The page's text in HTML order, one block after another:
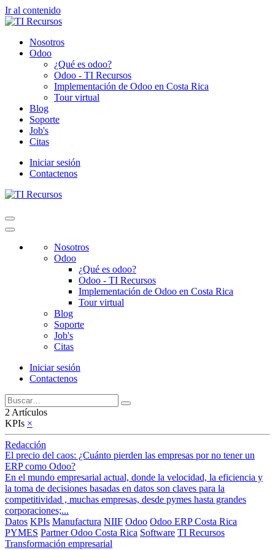
Ir al contenido
Nosotros
Odoo
¿Qué es odoo?
Odoo - TI Recursos
Implementación de Odoo en Costa Rica
Tour virtual
Blog
Soporte
Job's
Citas
Iniciar sesión
Contactenos
Nosotros
Odoo
¿Qué es odoo?
Odoo - TI Recursos
Implementación de Odoo en Costa Rica
Tour virtual
Blog
Soporte
Job's
Citas
Iniciar sesión
Contactenos
2 Artículos
KPIs ×
Redacción
El precio del caos: ¿Cuánto pierden las empresas por no tener un
ERP como Odoo?
En el mundo empresarial actual, donde la velocidad, la eficiencia y
la toma de decisiones basadas en datos son claves para la
competitividad , muchas empresas, desde pymes hasta grandes
corporaciones;...
Datos KPIs Manufactura NIIF Odoo Odoo ERP Costa Rica
PYMES Partner Odoo Costa Rica Software TI Recursos
Transformación empresarial